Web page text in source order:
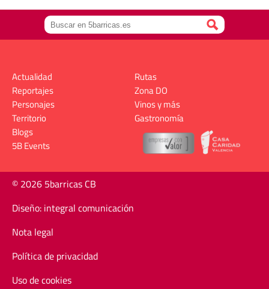
Actualidad
Reportajes
Personajes
Territorio
Rutas
Zona DO
Vinos y más
Gastronomía
Blogs
5B Events
© 2026 5barricas CB
Diseño: integral comunicación
Nota legal
Política de privacidad
Uso de cookies